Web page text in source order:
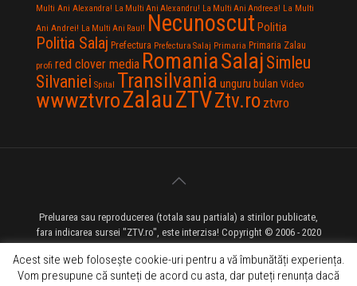
Multi Ani Alexandra! La Multi Ani Alexandru! La Multi Ani Andreea! La Multi
Ani Andrei! La Multi Ani Raul! Necunoscut Politia
Politia Salaj Prefectura Prefectura Salaj Primaria Primaria Zalau
profi red clover media RomaniaSalaj Simleu
Silvaniei Spital Transilvania unguru bulan Video
wwwztvroZalauZTVZtv.ro ztvro
Preluarea sau reproducerea (totala sau partiala) a stirilor publicate,
fara indicarea sursei "ZTV.ro", este interzisa! Copyright © 2006 - 2020
ZTV.ro - Televiziune pe Internet - Zalau TV
Acest site web folosește cookie-uri pentru a vă îmbunătăți experiența.
Vom presupune că sunteți de acord cu asta, dar puteți renunța dacă